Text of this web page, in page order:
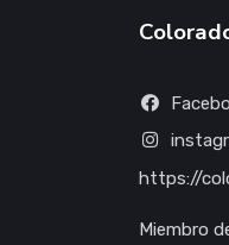
https://
Miembro